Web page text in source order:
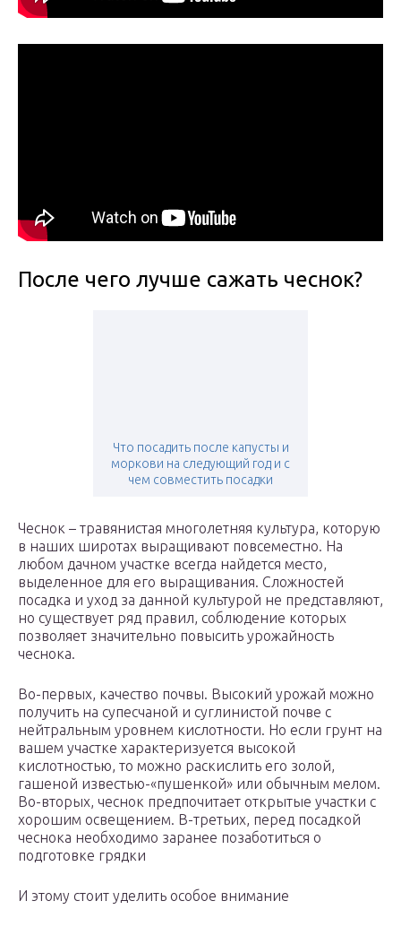
После чего лучше сажать чеснок?
Что посадить после капусты и
моркови на следующий год и с
чем совместить посадки
Чеснок – травянистая многолетняя культура, которую
в наших широтах выращивают повсеместно. На
любом дачном участке всегда найдется место,
выделенное для его выращивания. Сложностей
посадка и уход за данной культурой не представляют,
но существует ряд правил, соблюдение которых
позволяет значительно повысить урожайность
чеснока.
Во-первых, качество почвы. Высокий урожай можно
получить на супесчаной и суглинистой почве с
нейтральным уровнем кислотности. Но если грунт на
вашем участке характеризуется высокой
кислотностью, то можно раскислить его золой,
гашеной известью-«пушенкой» или обычным мелом.
Во-вторых, чеснок предпочитает открытые участки с
хорошим освещением. В-третьих, перед посадкой
чеснока необходимо заранее позаботиться о
подготовке грядки
И этому стоит уделить особое внимание